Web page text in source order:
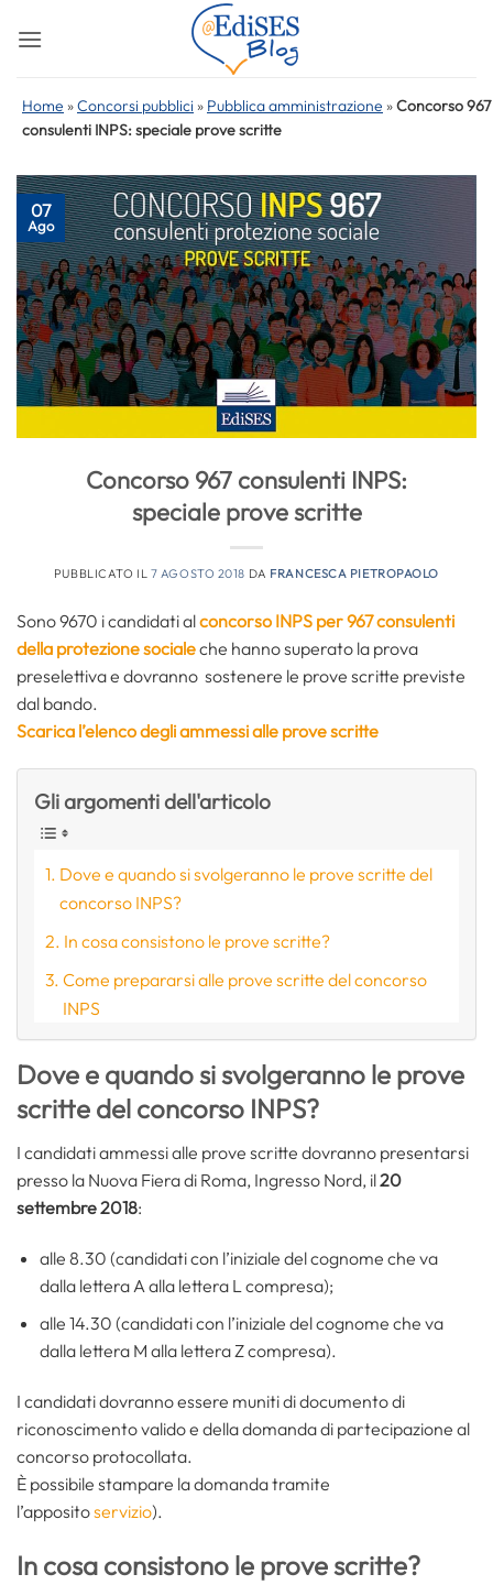
Home »Concorsi pubblici » Pubblica amministrazione »Concorso 967
consulenti INPS: speciale prove scritte
07
Ago
Concorso 967 consulenti INPS:
speciale prove scritte
PUBBLICATO IL 7 AGOSTO 2018 DA FRANCESCA PIETROPAOLO
Sono 9670 i candidati alconcorso INPS per 967 consulenti
della protezione socialeche hanno superato la prova
preselettiva e dovranno sostenere le prove scritte previste
dal bando.
Scarica l’elenco degli ammessi alle prove scritte
Gli argomenti dell'articolo
Dove e quando si svolgeranno le prove scritte del
concorso INPS?
In cosa consistono le prove scritte?
Come prepararsi alle prove scritte del concorso
INPS
Dove e quando si svolgeranno le prove
scritte del concorso INPS?
I candidati ammessi alle prove scritte dovranno presentarsi
presso la Nuova Fiera di Roma, Ingresso Nord, il20
settembre 2018:
alle 8.30 (candidati con l’iniziale del cognome che va
dalla lettera A alla lettera L compresa);
alle 14.30 (candidati con l’iniziale del cognome che va
dalla lettera M alla lettera Z compresa).
I candidati dovranno essere muniti di documento di
riconoscimento valido e della domanda di partecipazione al
concorso protocollata.
È possibile stampare la domanda tramite
l’appositoservizio).
In cosa consistono le prove scritte?